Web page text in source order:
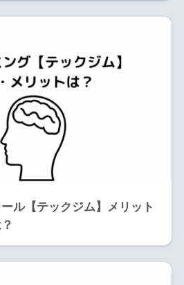
ル【テックジム】メリット